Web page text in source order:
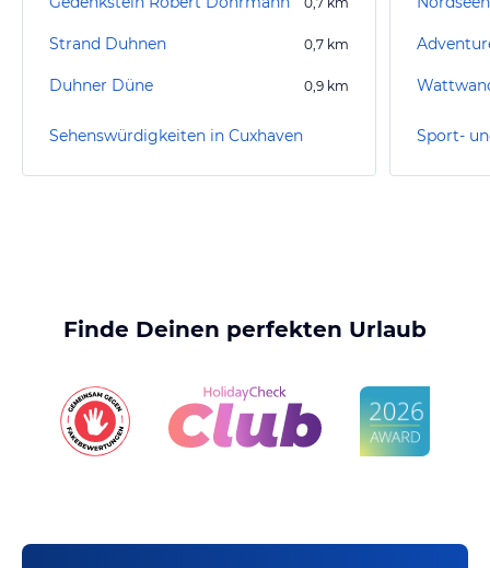
Strand Duhnen 0,7 km
Duhner Düne 0,9 km
Sehenswürdigkeiten in Cuxhaven
Finde Deinen perfekten Urlaub